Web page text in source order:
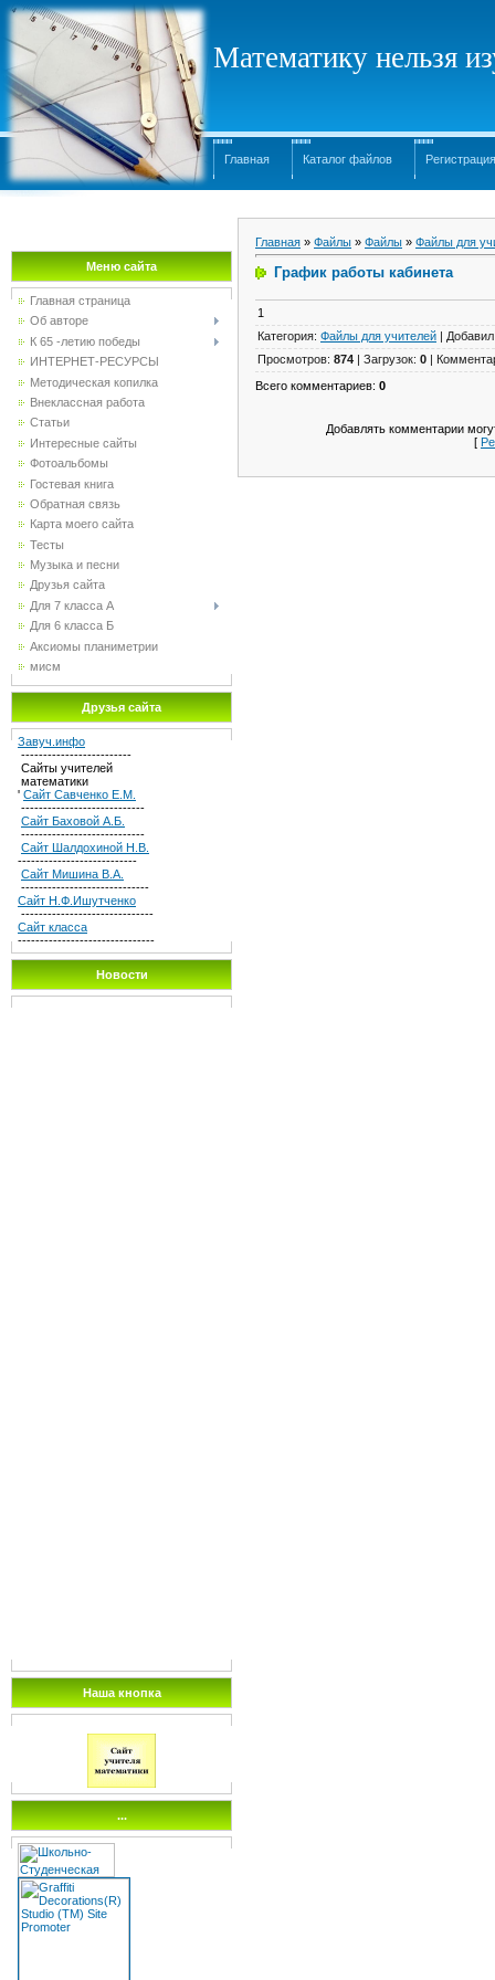
Математику нельзя
Главная Каталог файлов Регистрация
Меню сайта
Главная страница
Об авторе
К 65 -летию победы
ИНТЕРНЕТ-РЕСУРСЫ
Методическая копилка
Внеклассная работа
Статьи
Интересные сайты
Фотоальбомы
Гостевая книга
Обратная связь
Карта моего сайта
Тесты
Музыка и песни
Друзья сайта
Для 7 класса А
Для 6 класса Б
Аксиомы планиметрии
мисм
Друзья сайта
Завуч.инфо
-------------------------
Сайты учителей
математики
' Сайт Савченко Е.М.
----------------------------
Сайт Баховой А.Б.
----------------------------
Сайт Шалдохиной Н.В.
---------------------------
Сайт Мишина В.А.
-----------------------------
Сайт Н.Ф.Ишутченко
------------------------------
Сайт класса
-------------------------------
Новости
Наша кнопка
...
Главная » Файлы » Файлы » Файлы для
График работы кабинета
1
Категория: Файлы для учителей | Добавил
Просмотров: 874 | Загрузок: 0 |
Всего комментариев: 0
Добавлять комментарии
[